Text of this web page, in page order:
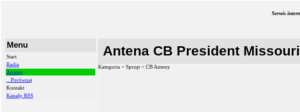
Serwis
Menu
Start
Radia
Anteny
...Porównaj
Kontakt
Kanały RSS
Antena CB President Missouri
Kategoria > Sprzęt > CB Anteny